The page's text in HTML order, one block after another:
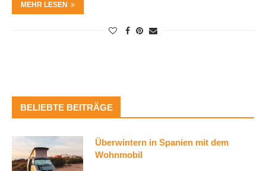
MEHR LESEN
BELIEBTE BEITRÄGE
Überwintern in Spanien mit dem
Wohnmobil